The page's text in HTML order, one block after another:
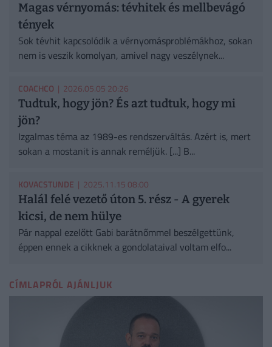
Magas vérnyomás: tévhitek és mellbevágó
tények
Sok tévhit kapcsolódik a vérnyomásproblémákhoz, sokan
nem is veszik komolyan, amivel nagy veszélynek...
COACHCO | 2026.05.05 20:26
Tudtuk, hogy jön? És azt tudtuk, hogy mi
jön?
Izgalmas téma az 1989-es rendszerváltás. Azért is, mert
sokan a mostanit is annak reméljük. [...] B...
KOVACSTUNDE | 2025.11.15 08:00
Halál felé vezető úton 5. rész - A gyerek
kicsi, de nem hülye
Pár nappal ezelőtt Gabi barátnőmmel beszélgettünk,
éppen ennek a cikknek a gondolataival voltam elfo...
CÍMLAPRÓL AJÁNLJUK